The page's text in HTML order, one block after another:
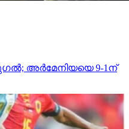
അര്‍മേനിയയെ 9-1ന്